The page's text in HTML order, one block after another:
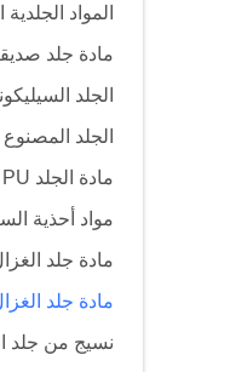
المواد الجلدية
مادة جلد
الجلد
الجلد
مادة الجلد PU
مواد أحذية
مادة جلد
مادة جلد
نسيج من جلد